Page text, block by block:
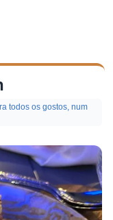
todos os gostos, num